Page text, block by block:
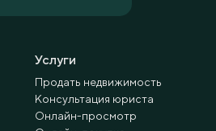
Услуги
Продать недвижимость
Консультация юриста
Онлайн-просмотр